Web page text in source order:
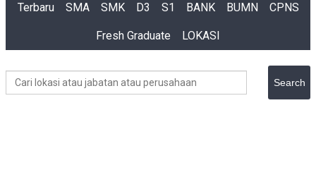
Terbaru SMA SMK D3 S1 BANK BUMN CPNS
Fresh Graduate LOKASI